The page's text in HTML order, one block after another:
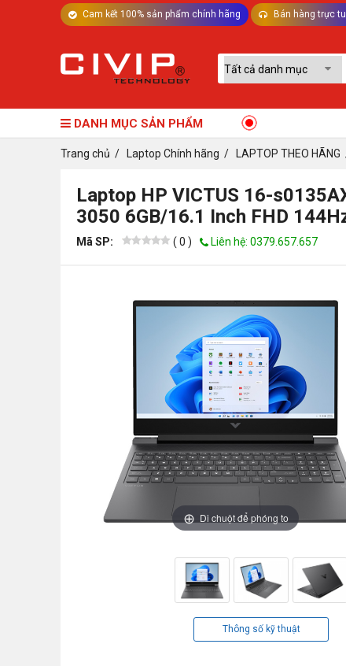
Cam kết 100% sản phẩm chính hãng Bán hàng trực
DANH MỤC SẢN PHẨM
Trang chủ / Laptop Chính hãng / LAPTOP THEO HÃNG
Laptop HP VICTUS 16-
3050 6GB/16.1 Inch FHD
Mã SP: ( 0 ) Liên hệ: 0379.657.657
Di chuột để phóng to
Thông số kỹ thuật